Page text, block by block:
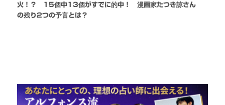
火！？ 15個中13個がすでに的中！ 漫画家たつき諒さん
の残り2つの予言とは？